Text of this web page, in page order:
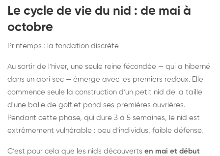
Le cycle de vie du nid : de mai à
octobre
Printemps : la fondation discrète
Au sortir de l'hiver, une seule reine fécondée — qui a hiberné
dans un abri sec — émerge avec les premiers redoux. Elle
commence seule la construction d'un petit nid de la taille
d'une balle de golf et pond ses premières ouvrières.
Pendant cette phase, qui dure 3 à 5 semaines, le nid est
extrêmement vulnérable : peu d'individus, faible défense.
C'est pour cela que les nids découverts en mai et début